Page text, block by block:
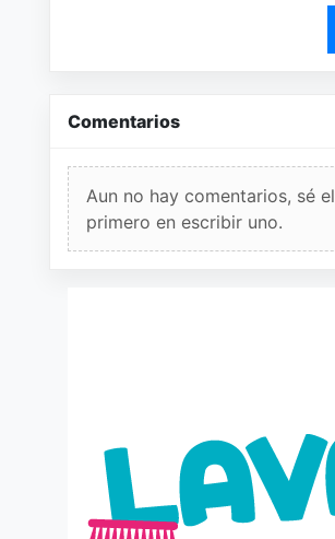
Comentarios
Aun no hay comentarios, sé el
primero en escribir uno.